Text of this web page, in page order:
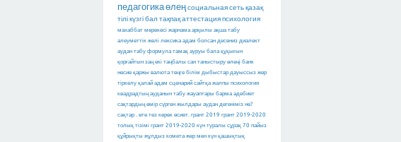
педагогикаөлеңсоциальная сетьқазақ
тілікүзгі балтақпақаттестацияпсихология
махаббат мерекесі жарнама арқылы ақша табу
әлеуметтік желі лексика адам болсан десениз диалект
аудан табу формула тамақ ауруы бала құқығын
қорғайтын заң екі таңбалы сан таныстыру өлеңі банк
несие қаржы валюта теңге білім дыбыстар дауыссыз жер
тіркелу қалай адам сценарий сайтқа жалпы психология
квадрадтың ауданын табу жауаптары барма әдебиет
сақтардың өмір сүрген жылдары аудан дегеніміз не?
сақтар
өте тез керек өсиет. грант 2019 грант 2019-2020
толық тізімі грант 2019-2020 күн туралы сұрақ 70 пайыз
құйрықты жұлдыз комета жер мен күн қашықтық